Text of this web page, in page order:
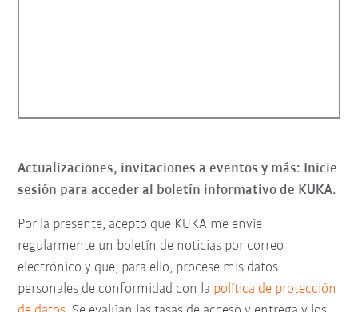
Actualizaciones, invitaciones a eventos y más: Inicie
sesión para acceder al boletín informativo de KUKA.
Por la presente, acepto que KUKA me envíe
regularmente un boletín de noticias por correo
electrónico y que, para ello, procese mis datos
personales de conformidad con la política de protección